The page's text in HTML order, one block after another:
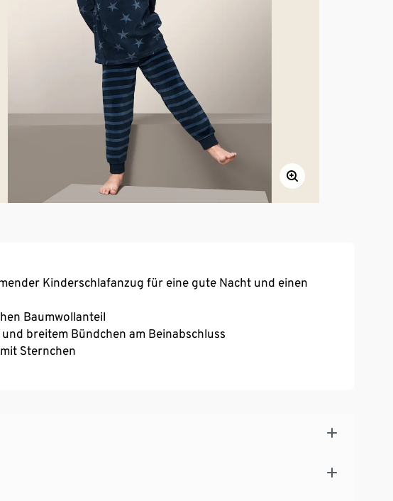
Kinderschlafanzug für eine gute Nacht und einen
Baumwollanteil
breitem Bündchen am Beinabschluss
Sternchen